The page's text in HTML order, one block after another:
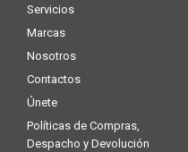
Servicios
Marcas
Nosotros
Contactos
Únete
Políticas de Compras,
Despacho y Devolución